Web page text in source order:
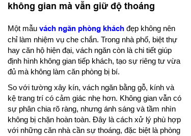
không gian mà vẫn giữ độ thoáng
Một mẫu vách ngăn phòng khách đẹp không nên
chỉ làm nhiệm vụ che chắn. Trong nhà phố, biệt thự
hay căn hộ hiện đại, vách ngăn còn là chi tiết giúp
định hình không gian tiếp khách, tạo sự riêng tư vừa
đủ mà không làm căn phòng bị bí.
So với tường xây kín, vách ngăn bằng gỗ, kính và
kệ trang trí có cảm giác nhẹ hơn. Không gian vẫn có
sự phân chia rõ ràng, nhưng ánh sáng và tầm nhìn
không bị chặn hoàn toàn. Đây là cách xử lý phù hợp
với những căn nhà cần sự thoáng, đặc biệt là phòng